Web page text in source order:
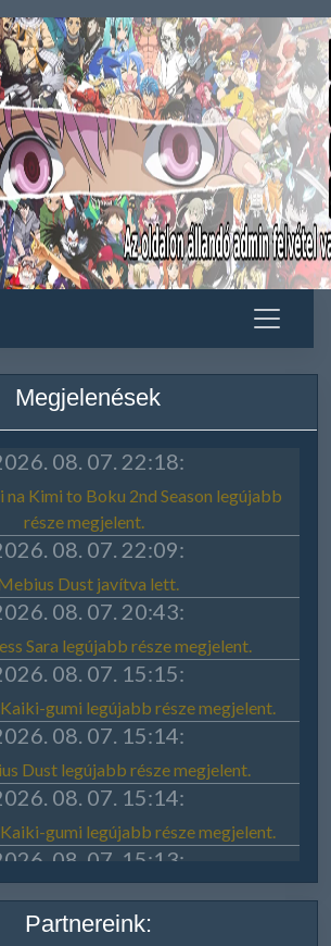
Megjelenések
Partnereink: